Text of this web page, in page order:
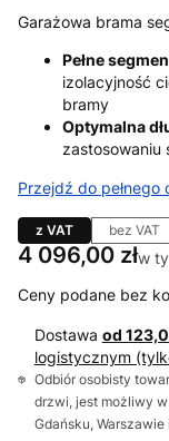
Garażowa brama
Pełne
izolacyjność
bramy
Optymalna
Przejdź do pełnego
z VAT bez VAT
Cena
4 096,00 złw
w
Ceny podane bez
Dostawa od
logistycznym
Odbiór osobisty
drzwi, jest możliwy
Gdańsku, Warszawie